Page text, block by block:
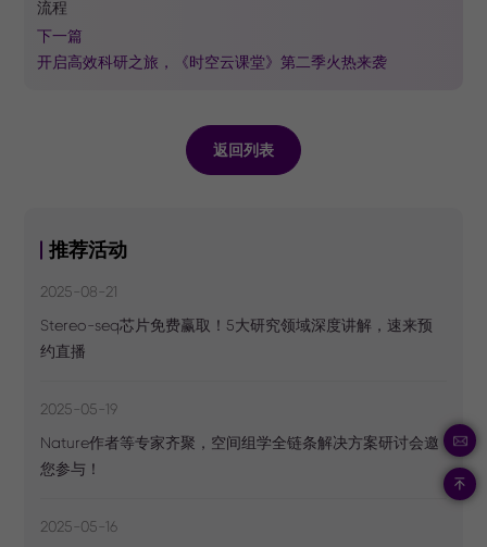
流程
下一篇
开启高效科研之旅，《时空云课堂》第二季火热来袭
返回列表
推荐活动
2025-08-21
Stereo-seq芯片免费赢取！5大研究领域深度讲解，速来预
约直播
2025-05-19
Nature作者等专家齐聚，空间组学全链条解决方案研讨会邀
您参与！
2025-05-16